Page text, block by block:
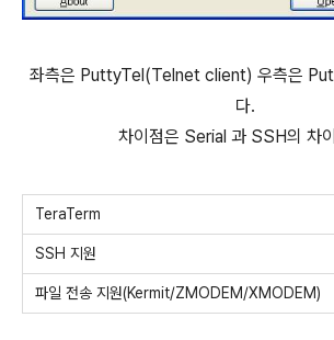
좌측은 PuttyTel(Telnet client) 우측은
다.
차이점은 Serial 과 SSH의 차
TeraTerm
SSH 지원
파일 전송 지원(Kermit/ZMODEM/XMODEM)